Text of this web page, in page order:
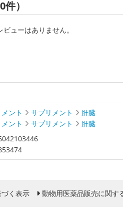
）
ューはありません。
ント サプリメント
肝臓
ント サプリメント
肝臓
く表示 動物用医薬品販売に関す